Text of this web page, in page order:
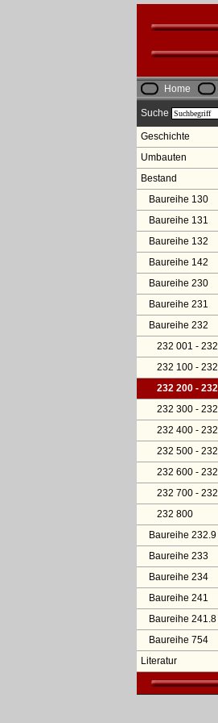
Home
Suche
Geschichte
Umbauten
Bestand
Baureihe 130
Baureihe 131
Baureihe 132
Baureihe 142
Baureihe 230
Baureihe 231
Baureihe 232
232 001 -
232 100 -
232 200 -
232 300 -
232 400 -
232 500 -
232 600 -
232 700 -
232 800
Baureihe 232.9
Baureihe 233
Baureihe 234
Baureihe 241
Baureihe 241.8
Baureihe 754
Literatur